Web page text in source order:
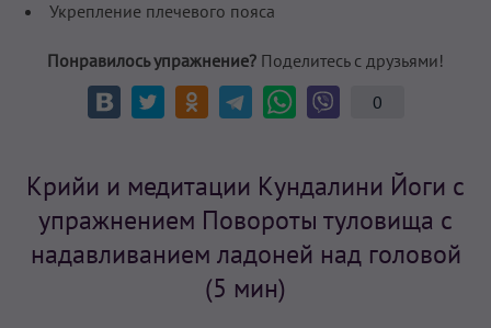
Укрепление плечевого пояса
Понравилось упражнение? Поделитесь с друзьями!
0
Крийи и медитации Кундалини Йоги с
упражнением Повороты туловища с
надавливанием ладоней над головой
(5 мин)